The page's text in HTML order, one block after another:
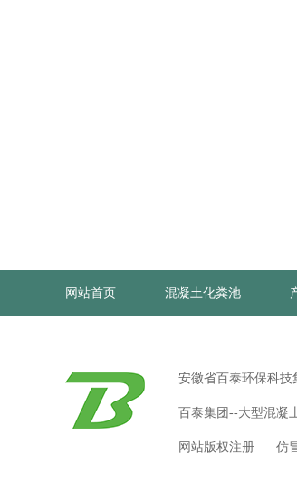
网站首页 混凝土化粪池
安徽省百泰环保科
百泰集团--大型混凝
网站版权注册 仿